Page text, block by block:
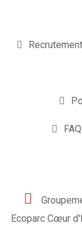
Ecoparc Cœur